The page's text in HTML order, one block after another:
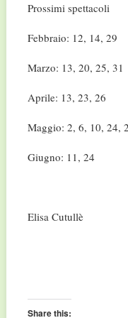
Prossimi spettacoli
Febbraio: 12, 14, 29
Marzo: 13, 20, 25, 31
Aprile: 13, 23, 26
Maggio: 2, 6, 10, 24,
Giugno: 11, 24
Elisa Cutullè
Share this: